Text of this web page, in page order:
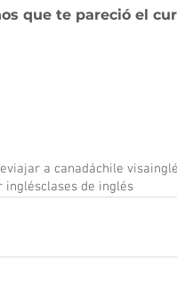
que te pareció el
viajar a canadáchile visa
inglésclases de inglés